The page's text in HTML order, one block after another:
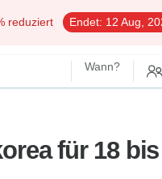
reduziert Endet: 12 Aug,
Wann?
für 18